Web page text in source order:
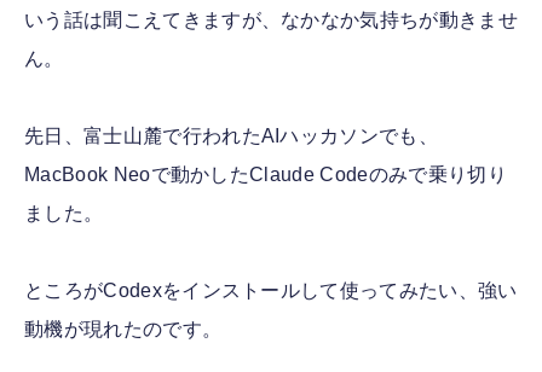
いう話は聞こえてきますが、なかなか気持ちが動きませ
ん。
先日、富士山麓で行われたAIハッカソンでも、
MacBook Neoで動かしたClaude Codeのみで乗り切り
ました。
ところがCodexをインストールして使ってみたい、強い
動機が現れたのです。